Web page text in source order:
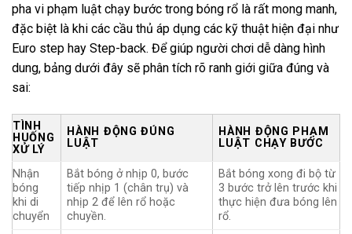
pha vi phạm luật chạy bước trong bóng rổ là rất mong manh,
đặc biệt là khi các cầu thủ áp dụng các kỹ thuật hiện đại như
Euro step hay Step-back. Để giúp người chơi dễ dàng hình
dung, bảng dưới đây sẽ phân tích rõ ranh giới giữa đúng và
sai:
TÌNH
HUỐNG
XỬ LÝ
HÀNH ĐỘNG ĐÚNG
LUẬT
HÀNH ĐỘNG PHẠM
LUẬT CHẠY BƯỚC
Nhận
bóng
khi di
chuyển
Bắt bóng ở nhịp 0, bước
tiếp nhịp 1 (chân trụ) và
nhịp 2 để lên rổ hoặc
chuyền.
Bắt bóng xong đi bộ từ
3 bước trở lên trước khi
thực hiện đưa bóng lên
rổ.